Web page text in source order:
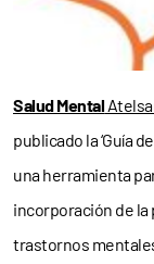
Salud Mental
publicado la ‘Guía
una herramienta
incorporación de
trastornos